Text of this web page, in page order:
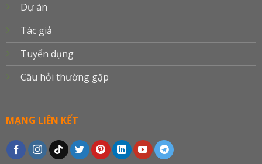
Dự án
Tác giả
Tuyển dụng
Câu hỏi thường gặp
MẠNG LIÊN KẾT